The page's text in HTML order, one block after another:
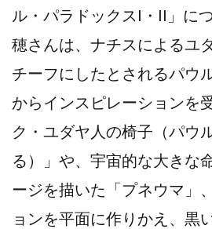
ル・パラドックスI・II」に
穂さんは、ナチスによるユ
チーフにしたとされるパウ
からインスピレーションを
ク・ユダヤ人の椅子（パウ
る）」や、宇宙的な大きな
ージを描いた「プネウマ」
ョンを平面に作りかえ、黒